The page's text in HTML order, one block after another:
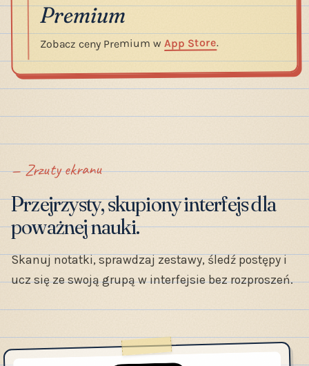
Premium
Zobacz ceny Premium wApp Store.
Zrzuty ekranu
Przejrzysty, skupiony interfejs dla
poważnej nauki.
Skanuj notatki, sprawdzaj zestawy, śledź postępy i
ucz się ze swoją grupą w interfejsie bez rozproszeń.